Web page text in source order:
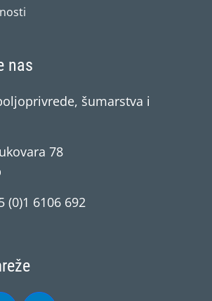
nas
šumarstva i
78
(0)1 6106 692